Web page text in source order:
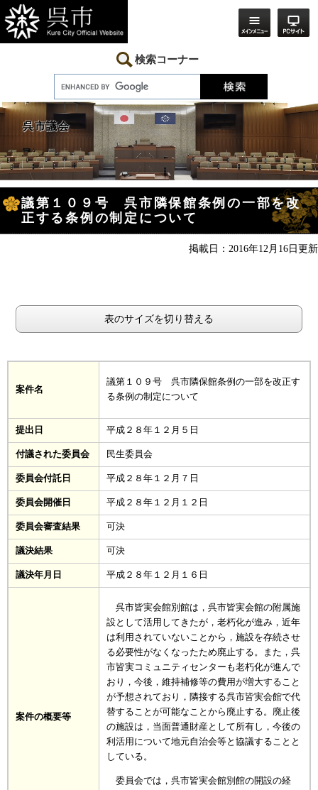
ー
ジ
の
ニ
ュ
ー
て
検索コーナー
呉市議会
文
議第１０９号 呉市隣保館条例の一部を改
正する条例の制定について
掲載日：2016年12月16日更新
表のサイズを切り替える
案件名
議第１０９号 呉市隣保館条例の一部を改正す
る条例の制定について
提出日 平成２８年１２月５日
付議された委員会 民生委員会
委員会付託日 平成２８年１２月７日
委員会開催日 平成２８年１２月１２日
委員会審査結果 可決
議決結果 可決
議決年月日 平成２８年１２月１６日
案件の概要等
呉市皆実会館別館は，呉市皆実会館の附属施
設として活用してきたが，老朽化が進み，近年
は利用されていないことから，施設を存続させ
る必要性がなくなったため廃止する。また，呉
市皆実コミュニティセンターも老朽化が進んで
おり，今後，維持補修等の費用が増大すること
が予想されており，隣接する呉市皆実会館で代
替することが可能なことから廃止する。廃止後
の施設は，当面普通財産として所有し，今後の
利活用について地元自治会等と協議することと
している。
委員会では，呉市皆実会館別館の開設の経